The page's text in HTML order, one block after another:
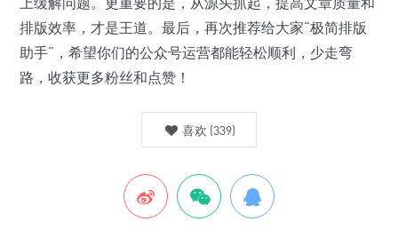
排版效率，才是王道。最后，再次推荐给大家“极简排版
助手”，希望你们的公众号运营都能轻松顺利，少走弯
路，收获更多粉丝和点赞！
喜欢 (339)